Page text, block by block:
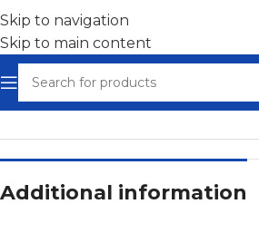
Skip to navigation
Skip to main content
Home/Compresoare cu șurub
Additional information